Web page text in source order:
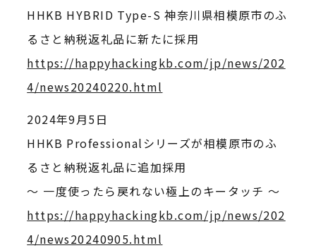
HHKB HYBRID Type-S 神奈川県相模原市のふ
るさと納税返礼品に新たに採用
https://happyhackingkb.com/jp/news/202
4/news20240220.html
2024年9月5日
HHKB Professionalシリーズが相模原市のふ
るさと納税返礼品に追加採用
～ 一度使ったら戻れない極上のキータッチ ～
https://happyhackingkb.com/jp/news/202
4/news20240905.html